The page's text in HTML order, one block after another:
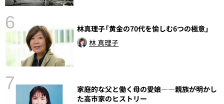
6
林真理子「黄金の70代を愉しむ6つの極意」
林 真理子
7
家庭的な父と働く母の愛娘――親族が明かし
た高市家のヒストリー